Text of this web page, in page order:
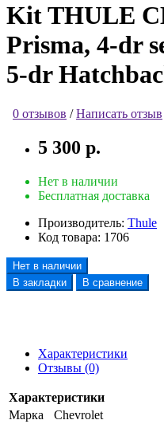
Kit THULE
Prisma, 4-dr
5-dr
0 отзывов /Написать отзыв
5 300 р.
Нет в наличии
Бесплатная доставка
Производитель: Thule
Код товара: 1706
Нет в наличии
В закладки
В сравнение
Характеристики
Отзывы (0)
Характеристики
Марка
Chevrolet